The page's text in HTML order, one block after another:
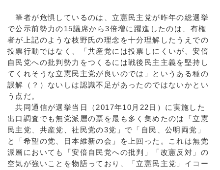
筆者が危惧しているのは、立憲民主党が昨年の総選挙
で公示前勢力の15議席から3倍増に躍進したのは、有権
者が上記のような枝野氏の理念を十分理解したうえでの
投票行動ではなく、「共産党には投票しにくいが、安倍
自民党への批判勢力をつくるには戦後民主主義を堅持し
てくれそうな立憲民主党が良いのでは」というある種の
誤解（？）ないしは認識不足があったのではないかとい
う点だ。
共同通信が選挙当日（2017年10月22日）に実施した
出口調査でも無党派層の票を最も多く集めたのは「立憲
民主党、共産党、社民党の3党」で「自民、公明両党」
と「希望の党、日本維新の会」を上回った。これは無党
派層においても「安倍自民党への批判」「改憲反対」の
空気が強いことを物語っており、「立憲民主党」イコー